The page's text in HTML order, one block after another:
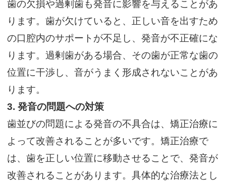
歯の欠損や過剰歯も発音に影響を与えることがあ
ります。歯が欠けていると、正しい音を出すため
の口腔内のサポートが不足し、発音が不正確にな
ります。過剰歯がある場合、その歯が正常な歯の
位置に干渉し、音がうまく形成されないことがあ
ります。
3.発音の問題への対策
歯並びの問題による発音の不具合は、矯正治療に
よって改善されることが多いです。矯正治療で
は、歯を正しい位置に移動させることで、発音が
改善されることがあります。具体的な治療法とし